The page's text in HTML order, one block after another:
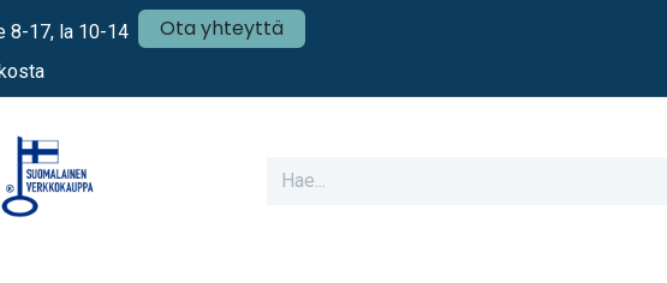
8-17, la 10-14 Ota yhteyttä